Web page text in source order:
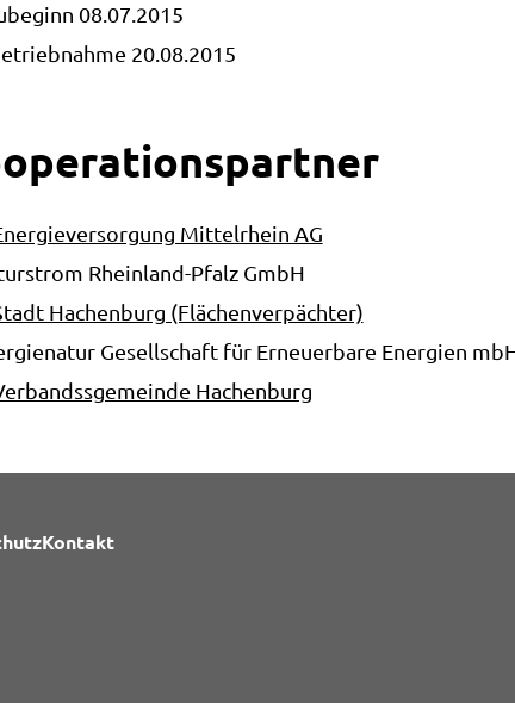
08.07.2015
20.08.2015
Mittelrhein AG
Rheinland-Pfalz GmbH
Hachenburg (Flächenverpächter)
Gesellschaft für Erneuerbare Energien
Hachenburg
Kontakt